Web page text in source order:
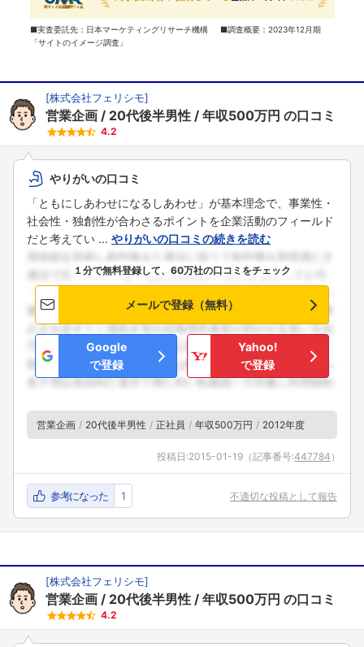
■実査委託先：日本マーケティングリサーチ機構 ■調査概要：2023年12月期
「サイトのイメージ調査」
[株式会社フェリシモ]
営業企画 20代後半男性 年収500万円 の口コミ
4.2
やりがいの口コミ
「ともにしあわせになるしあわせ」が基本理念で、事業性・
社会性・独創性が合わさるポイントを企業活動のフィールド
だと考えてい ... やりがいの口コミの続きを読む
１分で無料登録して、60万社の口コミをチェック
メールで登録（無料）
Google
で登録
Yahoo!
で登録
営業企画 20代後半男性 正社員 年収500万円 2012年度
投稿日:2015-01-19 （記事番号:447784 ）
参考になった 1 不適切な投稿として報告
[株式会社フェリシモ]
営業企画 20代後半男性 年収500万円 の口コミ
4.2